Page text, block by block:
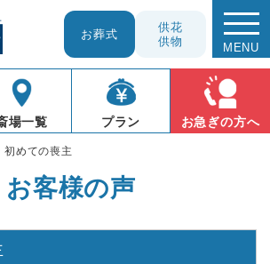
お葬式
供花
供物
MENU
場一覧 プラン お急ぎの方へ
初めての喪主
お客様の声